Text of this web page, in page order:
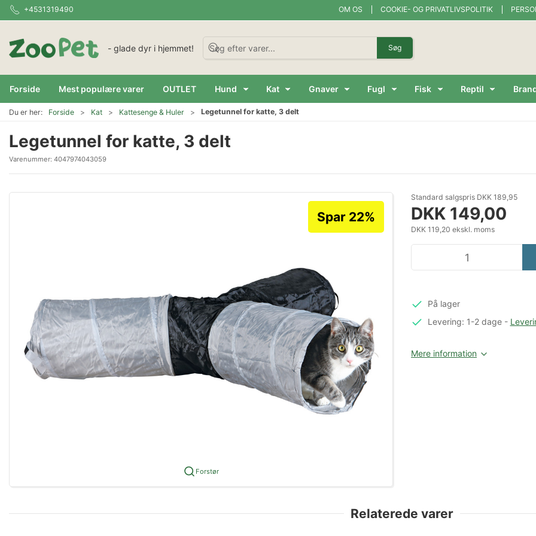
+4531319490 OM OS COOKIE- OG PRIVATLIVSPOLITIK
- glade dyr i hjemmet! Søg
Forside Mest populære varer OUTLET Hund Kat Gnaver Fugl Fisk Reptil
Du er her: Forside Kat Kattesenge & Huler Legetunnel for katte, 3 delt
Legetunnel for katte, 3 delt
Varenummer: 4047974043059
Forstør
Spar 22%
Standard salgspris DKK 189,95
DKK 149,00
DKK 119,20 ekskl. moms
På lager
Levering: 1-2 dage-
Mere information
Relaterede varer